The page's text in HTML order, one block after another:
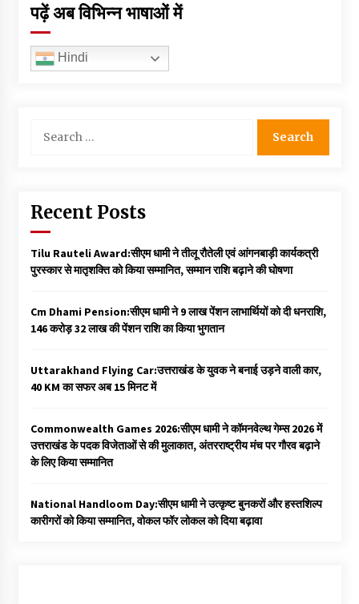
पढ़ें अब विभिन्न भाषाओं में
Hindi
for:
Recent Posts
Tilu Rauteli Award:सीएम धामी ने तीलू रौतेली एवं आंगनबाड़ी कार्यकत्री
पुरस्कार से मातृशक्ति को किया सम्मानित, सम्मान राशि बढ़ाने की घोषणा
Cm Dhami Pension:सीएम धामी ने 9 लाख पेंशन लाभार्थियों को दी धनराशि, ₹
146 करोड़ 32 लाख की पेंशन राशि का किया भुगतान
Uttarakhand Flying Car:उत्तराखंड के युवक ने बनाई उड़ने वाली कार,
40 KM का सफर अब 15 मिनट में
Commonwealth Games 2026:सीएम धामी ने कॉमनवेल्थ गेम्स 2026 में
उत्तराखंड के पदक विजेताओं से की मुलाकात, अंतरराष्ट्रीय मंच पर गौरव बढ़ाने
के लिए किया सम्मानित
National Handloom Day:सीएम धामी ने उत्कृष्ट बुनकरों और हस्तशिल्प
कारीगरों को किया सम्मानित, वोकल फॉर लोकल को दिया बढ़ावा